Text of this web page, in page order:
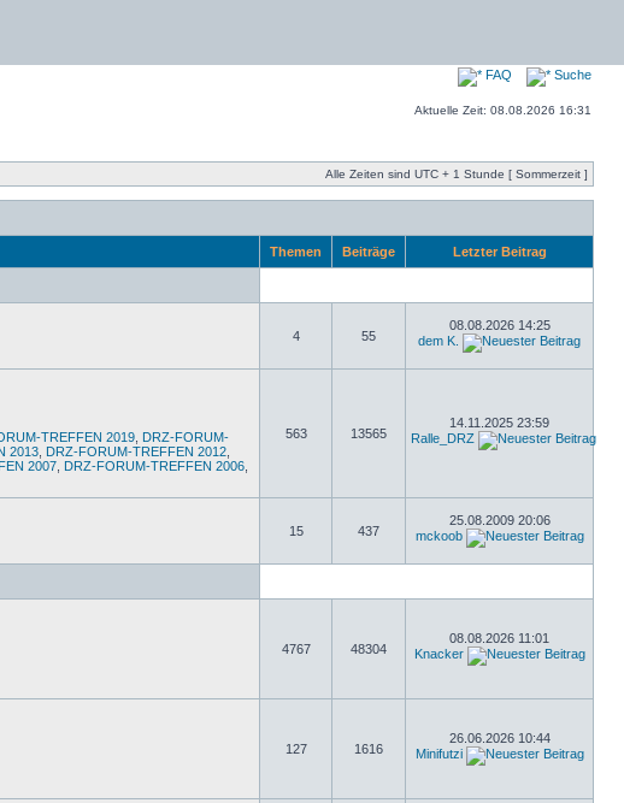
FAQ Suche
Aktuelle Zeit: 08.08.2026 16:31
Alle Zeiten sind UTC + 1 Stunde [ Sommerzeit ]
Themen Beiträge Letzter Beitrag
4 55
08.08.2026 14:25
dem K.
TREFFEN 2019 DRZ-FORUM-
2013 DRZ-FORUM-TREFFEN 2012
2007 DRZ-FORUM-TREFFEN 2006
563 13565
14.11.2025 23:59
Ralle_DRZ
15 437
25.08.2009 20:06
mckoob
4767 48304
08.08.2026 11:01
Knacker
127 1616
26.06.2026 10:44
Minifutzi